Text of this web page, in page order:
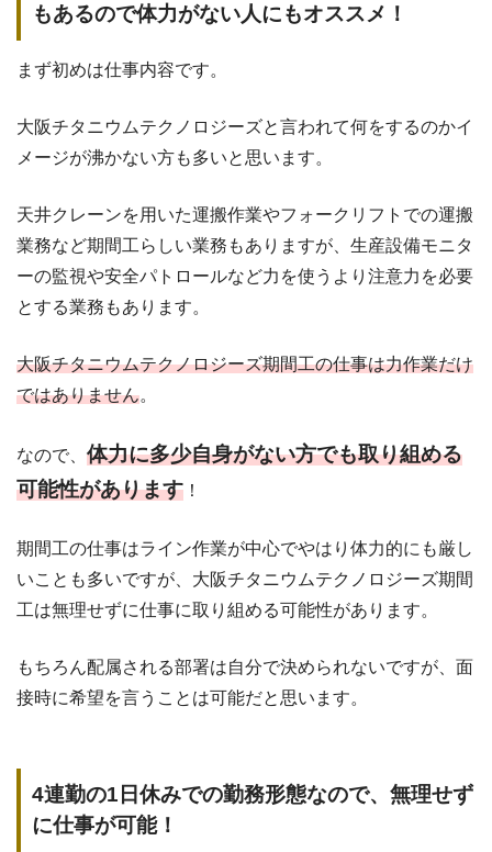
もあるので体力がない人にもオススメ！
まず初めは仕事内容です。
大阪チタニウムテクノロジーズと言われて何をするのかイ
メージが沸かない方も多いと思います。
天井クレーンを用いた運搬作業やフォークリフトでの運搬
業務など期間工らしい業務もありますが、生産設備モニタ
ーの監視や安全パトロールなど力を使うより注意力を必要
とする業務もあります。
大阪チタニウムテクノロジーズ期間工の仕事は力作業だけ
ではありません。
なので、 体力に多少自身がない方でも取り組める
可能性があります ！
期間工の仕事はライン作業が中心でやはり体力的にも厳し
いことも多いですが、大阪チタニウムテクノロジーズ期間
工は無理せずに仕事に取り組める可能性があります。
もちろん配属される部署は自分で決められないですが、面
接時に希望を言うことは可能だと思います。
4連勤の1日休みでの勤務形態なので、無理せず
に仕事が可能！